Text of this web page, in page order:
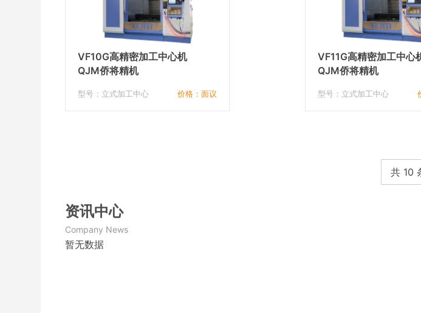
VF10G高精密加工中心机
QJM侨将精机
型号：立式加工中心 价格：面议
VF11G高精密加工中心
QJM侨将精机
型号：立式加工中心
共 10
资讯中心
Company News
暂无数据